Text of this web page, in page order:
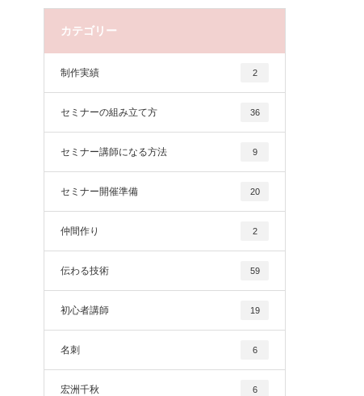
カテゴリー
制作実績 2
セミナーの組み立て方 36
セミナー講師になる方法 9
セミナー開催準備 20
仲間作り 2
伝わる技術 59
初心者講師 19
名刺 6
宏洲千秋 6